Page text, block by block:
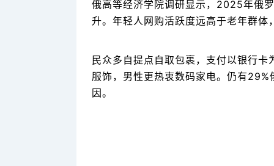
俄高等经济学院调研显示，2025年俄
升。年轻人网购活跃度远高于老年群体
民众多自提点自取包裹，支付以银行
服饰，男性更热衷数码家电。仍有
因。